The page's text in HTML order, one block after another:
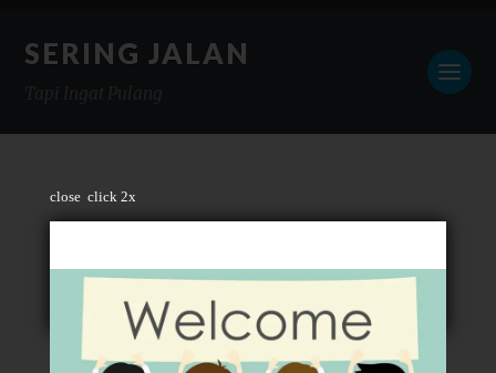
close click 2x
SERING JALAN